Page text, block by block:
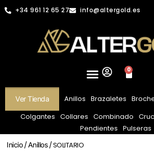
+34 961 12 65 27 info@altergold.es
0
Ver Tienda Anillos Brazaletes
Colgantes Collares Combinado
Pendientes Pulseras
Inicio/Anillos/ SOLITARIO